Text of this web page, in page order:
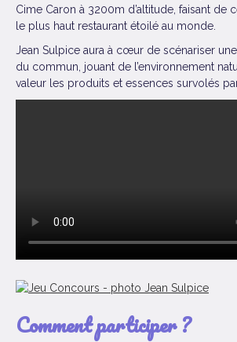
Cime Caron à 3200m d’altitude, faisant de
le plus haut restaurant étoilé au monde.
Jean Sulpice aura à cœur de scénariser
du commun, jouant de l’environnement
valeur les produits et essences survolés
Comment participer ?